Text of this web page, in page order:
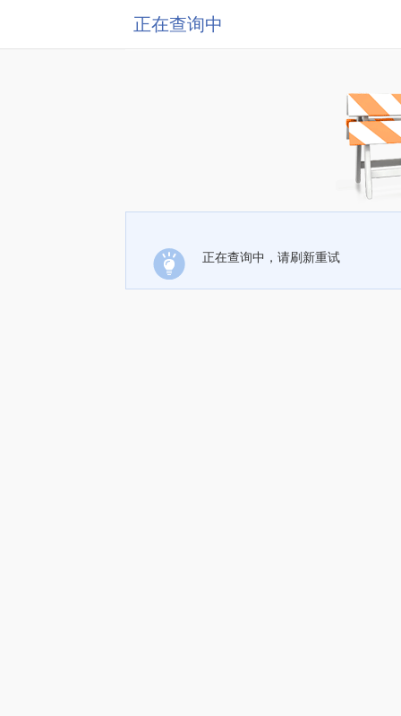
正在查询中
正在查询中，请刷新重试